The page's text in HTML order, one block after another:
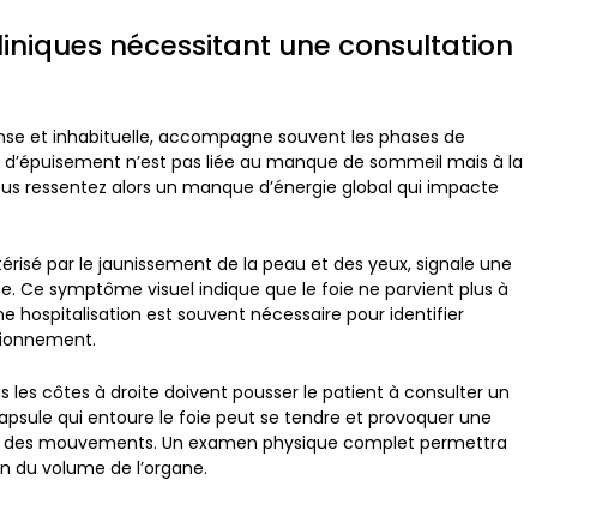
nécessitant une consultation
et inhabituelle, accompagne souvent les phases de
n’est pas liée au manque de sommeil mais à la
ressentez alors un manque d’énergie global qui impacte
par le jaunissement de la peau et des yeux, signale une
Ce symptôme visuel indique que le foie ne parvient plus à
hospitalisation est souvent nécessaire pour identifier
les côtes à droite doivent pousser le patient à consulter un
qui entoure le foie peut se tendre et provoquer une
mouvements. Un examen physique complet permettra
du volume de l’organe.